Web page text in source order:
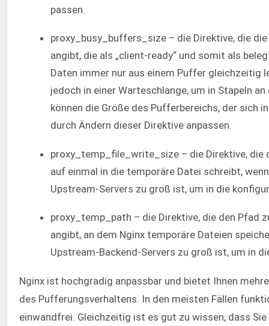
passen.
proxy_busy_buffers_size – die Direktive, die
angibt, die als „client-ready“ und somit als
Daten immer nur aus einem Puffer gleichzeitig
jedoch in einer Warteschlange, um in Stapeln
können die Größe des Pufferbereichs, der sich
durch Ändern dieser Direktive anpassen.
proxy_temp_file_write_size – die Direktive, die
auf einmal in die temporäre Datei schreibt,
Upstream-Servers zu groß ist, um in die
proxy_temp_path – die Direktive, die den Pfad
angibt, an dem Nginx temporäre Dateien
Upstream-Backend-Servers zu groß ist, um in
Nginx ist hochgradig anpassbar und bietet Ihnen
des Pufferungsverhaltens. In den meisten Fällen
einwandfrei. Gleichzeitig ist es gut zu wissen, dass